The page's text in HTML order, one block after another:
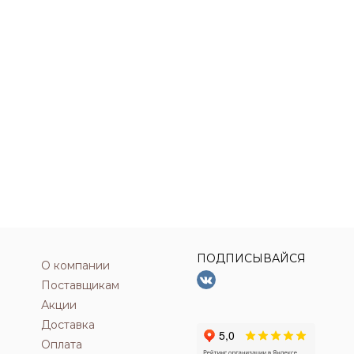
О компании
Поставщикам
Акции
Доставка
Оплата
ПОДПИСЫВАЙСЯ